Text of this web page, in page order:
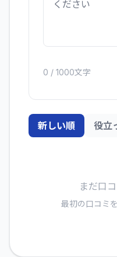
0 / 1000文字
新しい順 役立
まだ口
最初の口コミ